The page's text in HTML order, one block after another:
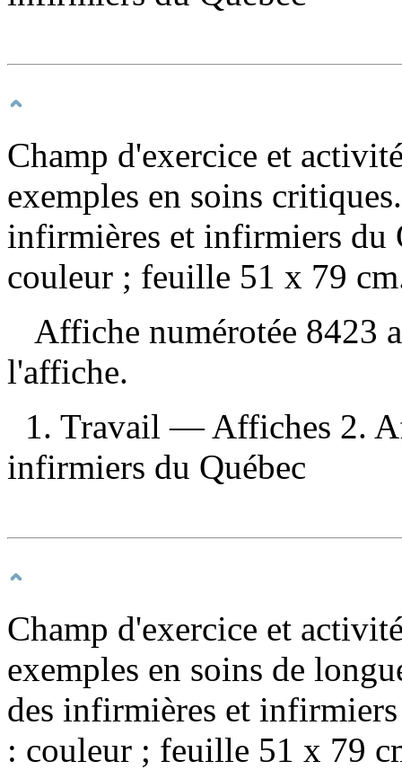
Champ d'exercice et
exemples en soins critiques
infirmières et infirmiers
couleur ; feuille 51 x 79
Affiche numérotée 8423
l'affiche.
1. Travail — Affiches 2.
infirmiers du Québec
Champ d'exercice et
exemples en soins de
des infirmières et
: couleur ; feuille 51 x 79